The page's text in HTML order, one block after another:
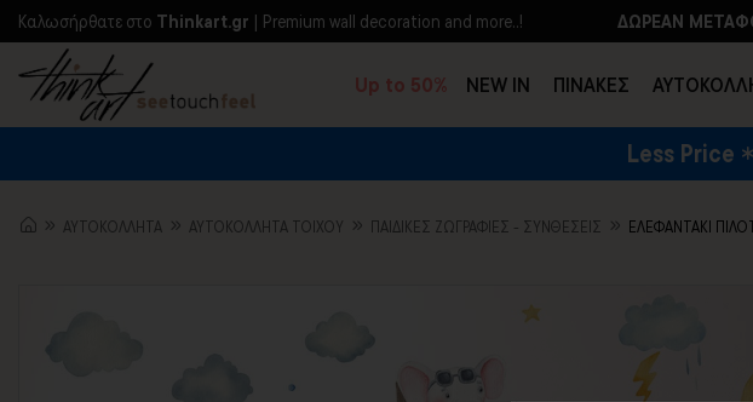
Kαλωσήρθατε στο Thinkart.gr | Premium wall decoration and more..! ΔΩΡΕΑΝ
Up to 50% NEW IN ΠΙΝΑΚΕΣ
Less Price
ΑΥΤΟΚΟΛΛΗΤΑ ΑΥΤΟΚΟΛΛΗΤΑ ΤΟΙΧΟΥ ΠΑΙΔΙΚΈΣ ΖΩΓΡΑΦΙΈΣ - ΣΥΝΘΈΣΕΙΣ ΕΛΕΦΑΝΤΑΚΙ